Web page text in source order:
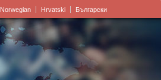
Norwegian Hrvatski Български